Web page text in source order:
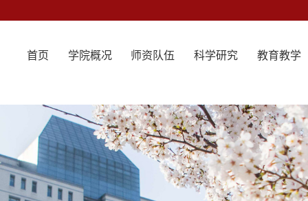
首页 学院概况 师资队伍 科学研究 教育教学